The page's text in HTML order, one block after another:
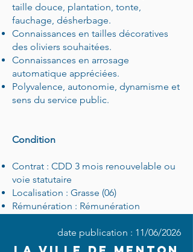
taille douce, plantation, tonte,
fauchage, désherbage.
Connaissances en tailles décoratives
des oliviers souhaitées.
Connaissances en arrosage
automatique appréciées.
Polyvalence, autonomie, dynamisme et
sens du service public.
Condition
Contrat : CDD 3 mois renouvelable ou
voie statutaire
Localisation : Grasse (06)
Rémunération : Rémunération
primes annuelles
Prise de poste : dès que possible
date publication : 11/06/2026